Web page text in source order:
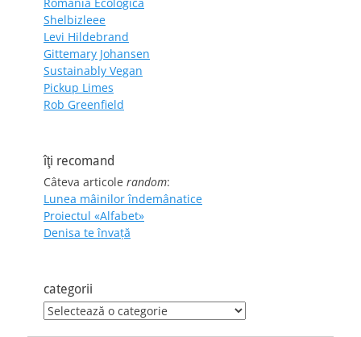
Shelbizleee
Levi Hildebrand
Gittemary Johansen
Sustainably Vegan
Pickup Limes
Rob Greenfield
îţi recomand
Câteva articole random:
Lunea mâinilor îndemânatice
Proiectul «Alfabet»
Denisa te învaţă
categorii
categorii